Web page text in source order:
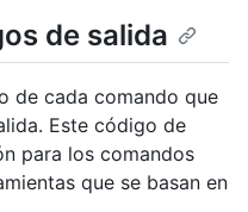
de salida
de cada comando que
Este código de
para los comandos
que se basan en